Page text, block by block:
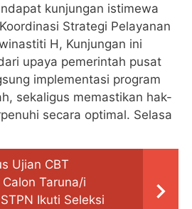
kunjungan istimewa
Strategi Pelayanan
H, Kunjungan ini
upaya pemerintah pusat
implementasi program
sekaligus memastikan hak-
secara optimal. Selasa
Ujian CBT
Taruna/i
Ikuti Seleksi